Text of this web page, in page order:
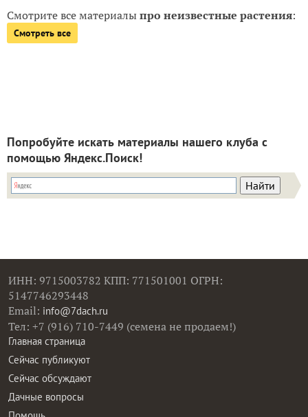
Смотрите все материалыпро неизвестные растения:
Смотреть все
Попробуйте искать материалы нашего клуба с
помощью Яндекс.Поиск!
ИНН: 9715003782 КПП: 771501001 ОГРН:
5147746293448
Email: info@7dach.ru
Тел: +7 (916) 710-7449 (семена не продаем!)
Главная страница
Сейчас публикуют
Сейчас обсуждают
Дачные вопросы